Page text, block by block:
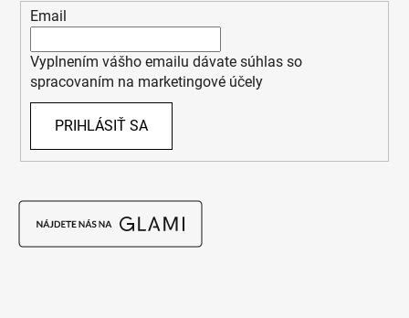
Email
Vyplnením vášho emailu dávate súhlas so
spracovaním na marketingové účely
PRIHLÁSIŤ SA